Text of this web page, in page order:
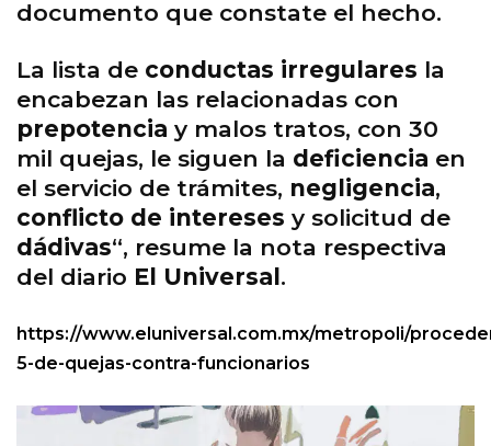
documento que constate el hecho.
La lista de conductas irregulares la
encabezan las relacionadas con
prepotencia y malos tratos, con 30
mil quejas, le siguen la deficiencia en
el servicio de trámites, negligencia,
conflicto de intereses y solicitud de
dádivas“, resume la nota respectiva
del diario El Universal.
https://www.eluniversal.com.mx/metropoli/
5-de-quejas-contra-funcionarios